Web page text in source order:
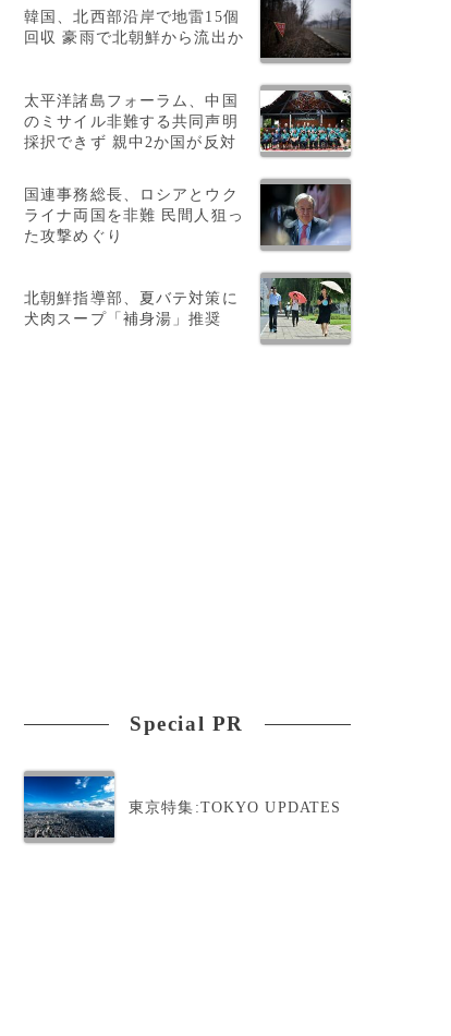
韓国、北西部沿岸で地雷15個
回収 豪雨で北朝鮮から流出か
太平洋諸島フォーラム、中国
のミサイル非難する共同声明
採択できず 親中2か国が反対
国連事務総長、ロシアとウク
ライナ両国を非難 民間人狙っ
た攻撃めぐり
北朝鮮指導部、夏バテ対策に
犬肉スープ「補身湯」推奨
Special PR
東京特集:TOKYO UPDATES